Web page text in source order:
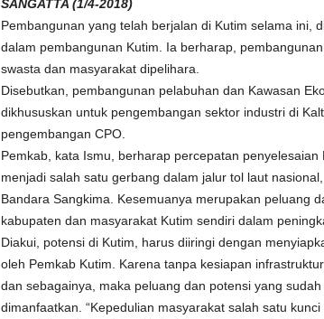
SANGATTA (1/4-2018)
Pembangunan yang telah berjalan di Kutim selama ini,
dalam pembangunan Kutim. Ia berharap,
swasta dan masyarakat dipelihara.
Disebutkan, pembangunan pelabuhan dan Kawasan
dikhususkan untuk pengembangan sektor industri di
pengembangan CPO.
Pemkab, kata Ismu, berharap percepatan
menjadi salah satu gerbang dalam jalur tol laut
Bandara Sangkima. Kesemuanya merupakan peluang
kabupaten dan masyarakat Kutim sendiri dalam
Diakui, potensi di Kutim, harus diiringi dengan
oleh Pemkab Kutim. Karena tanpa kesiapan
dan sebagainya, maka peluang dan potensi yang
dimanfaatkan. “Kepedulian masyarakat salah satu